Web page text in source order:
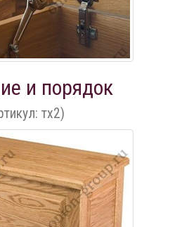
и порядок
тх2)